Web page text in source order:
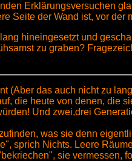
Erklärungsversuchen
Seite der Wand ist, vor der
hineingesetzt und
zu graben?
(Aber das auch nicht zu
die heute von denen, die
Und zwei,drei
was sie denn
sprich Nichts. Leere
sie vermessen,